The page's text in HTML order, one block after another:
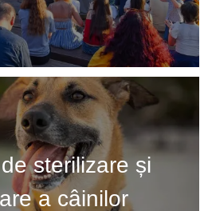
sterilizare și
a câinilor